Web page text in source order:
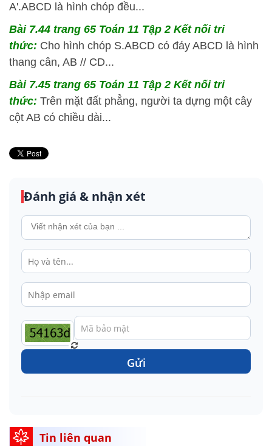
A'.ABCD là hình chóp đều...
Bài 7.44 trang 65 Toán 11 Tập 2 Kết nối tri
thức: Cho hình chóp S.ABCD có đáy ABCD là hình
thang cân, AB // CD...
Bài 7.45 trang 65 Toán 11 Tập 2 Kết nối tri
thức: Trên mặt đất phẳng, người ta dựng một cây
cột AB có chiều dài...
Đánh giá & nhận xét
Gửi
Tin liên quan